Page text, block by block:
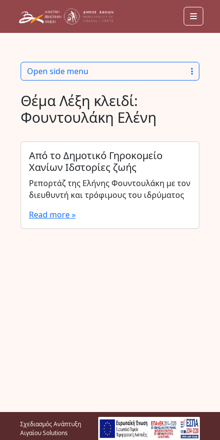
Menu
Θέμα Λέξη κλειδί:
Φουντουλάκη Ελένη
Από το Δημοτικό Γηροκομείο
Χανίων Ιδστορίες ζωής
Ρεπορτάζ της Ελήνης Φουντουλάκη με τον
διευθυντή και τρόφιμους του ιδρύματος
Read more »
Open side menu
Σχεδιασμός Ανάπτυξη
Αιγαίου Solutions